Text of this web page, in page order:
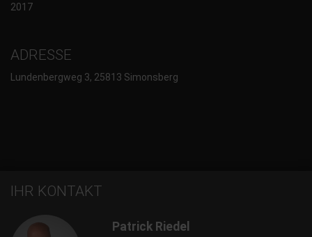
2017
ADRESSE
Lundenbergweg 3, 25813 Simonsberg
IHR KONTAKT
Patrick Riedel